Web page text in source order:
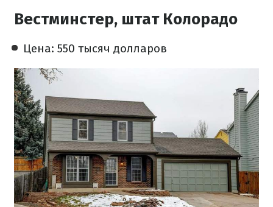
Вестминстер, штат Колорадо
Цена: 550 тысяч долларов